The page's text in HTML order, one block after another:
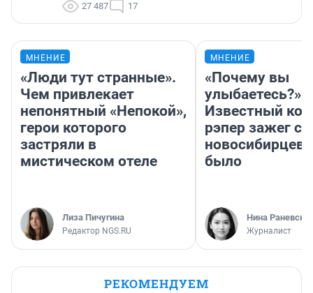
27 487 17
МНЕНИЕ
«Люди тут странные».
Чем привлекает
непонятный «Непокой»,
герои которого
застряли в
мистическом отеле
Лиза Пичугина
Редактор NGS.RU
МНЕНИЕ
«Почему вы
улыбаетесь?»
Известный
рэпер зажег с
новосибирцев:
было
Нина
Журналист
РЕКОМЕНДУЕМ